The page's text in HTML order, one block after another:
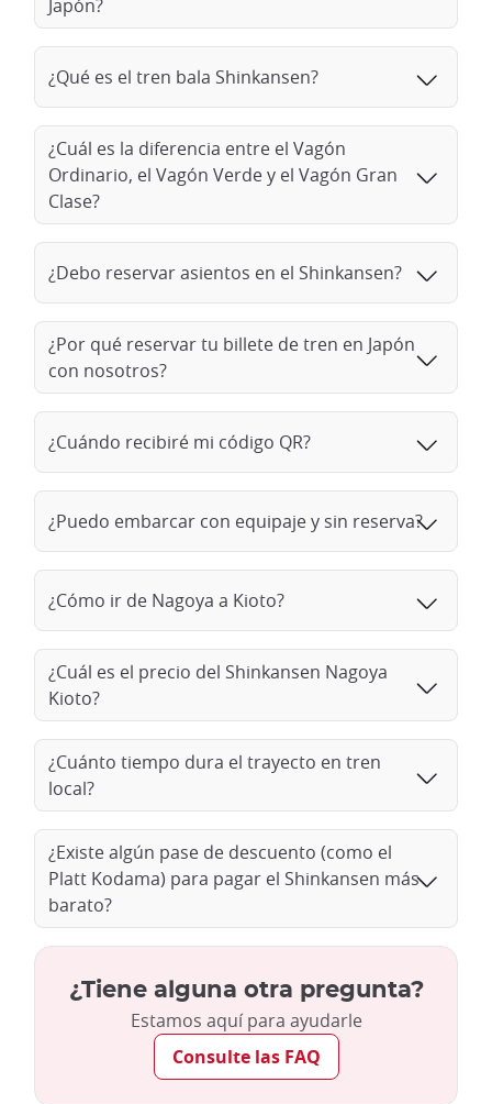
Para viajar de Nagoya a Kioto, una opción cómoda y popular
es tomar el tren Shinkansen, también conocido como tren de
alta velocidad. Estos trenes exprés conectan las dos ciudades
paisaje mientras vuela a gran velocidad a través de las
ventanas panorámicas del Shinkansen, dejándote entrever
por el camino los magníficos paisajes urbanos y naturales de
Japón.
Japón?
¿Qué es el tren bala Shinkansen?
¿Cuál es la diferencia entre el Vagón
Ordinario, el Vagón Verde y el Vagón Gran
Clase?
¿Debo reservar asientos en el Shinkansen?
¿Por qué reservar tu billete de tren en Japón
con nosotros?
¿Cuándo recibiré mi código QR?
¿Puedo embarcar con equipaje y sin reserva?
¿Cómo ir de Nagoya a Kioto?
¿Cuál es el precio del Shinkansen Nagoya
Kioto?
¿Cuánto tiempo dura el trayecto en tren
local?
¿Existe algún pase de descuento (como el
Platt Kodama) para pagar el Shinkansen más
barato?
¿Tiene alguna otra pregunta?
Estamos aquí para ayudarle
Consulte las FAQ